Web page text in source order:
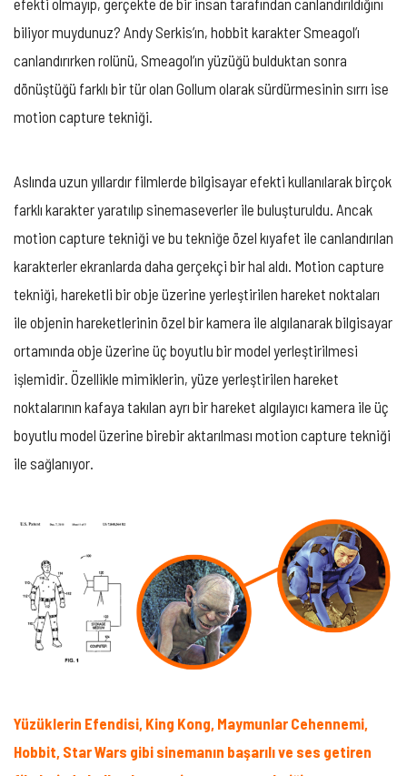
biliyor muydunuz? Andy Serkis’ın, hobbit karakter Smeagol’ı
canlandırırken rolünü, Smeagol’ın yüzüğü bulduktan sonra
dönüştüğü farklı bir tür olan Gollum olarak sürdürmesinin sırrı ise
motion capture tekniği.
Aslında uzun yıllardır filmlerde bilgisayar efekti kullanılarak birçok
farklı karakter yaratılıp sinemaseverler ile buluşturuldu. Ancak
motion capture tekniği ve bu tekniğe özel kıyafet ile canlandırılan
karakterler ekranlarda daha gerçekçi bir hal aldı. Motion capture
tekniği, hareketli bir obje üzerine yerleştirilen hareket noktaları
ile objenin hareketlerinin özel bir kamera ile algılanarak bilgisayar
ortamında obje üzerine üç boyutlu bir model yerleştirilmesi
işlemidir. Özellikle mimiklerin, yüze yerleştirilen hareket
noktalarının kafaya takılan ayrı bir hareket algılayıcı kamera ile üç
boyutlu model üzerine birebir aktarılması motion capture tekniği
ile sağlanıyor.
Yüzüklerin Efendisi, King Kong, Maymunlar Cehennemi,
Hobbit, Star Wars gibi sinemanın başarılı ve ses getiren